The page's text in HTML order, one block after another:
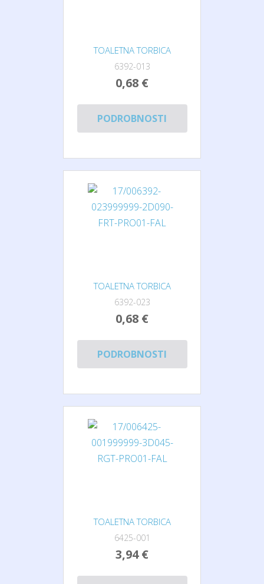
TOALETNA TORBICA
6392-013
0,68 €
PODROBNOSTI
TOALETNA TORBICA
6392-023
0,68 €
PODROBNOSTI
TOALETNA TORBICA
6425-001
3,94 €